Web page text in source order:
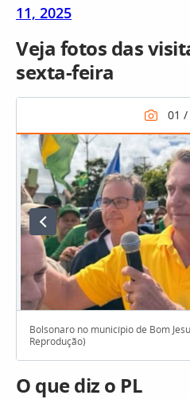
11, 2025
Veja fotos das
sexta-feira
Bolsonaro no município de Bom
Reprodução)
O que diz o PL